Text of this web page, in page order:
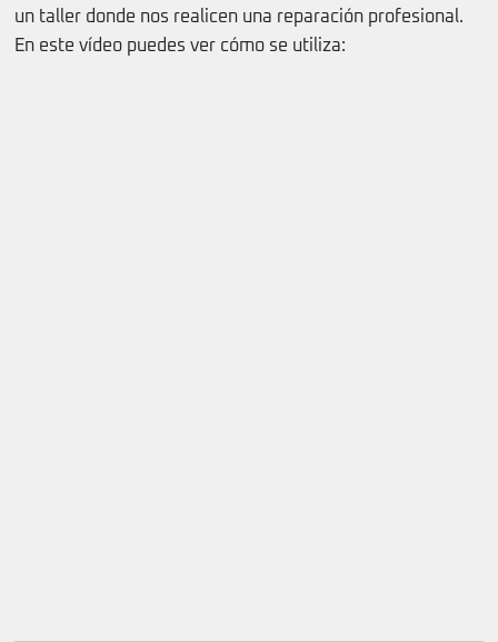
un taller donde nos realicen una reparación profesional.
En este vídeo puedes ver cómo se utiliza: